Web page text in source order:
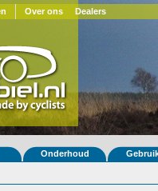
Over ons Dealers
Onderhoud